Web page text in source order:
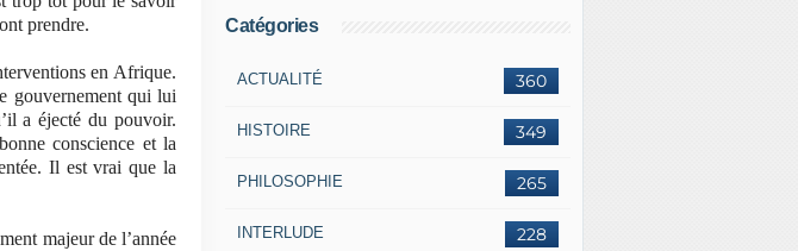
prendre.
en Afrique.
gouvernement qui lui
a éjecté du pouvoir.
conscience et la
Il est vrai que la
majeur de l’année
Catégories
360
ACTUALITÉ
349
HISTOIRE
265
PHILOSOPHIE
228
INTERLUDE